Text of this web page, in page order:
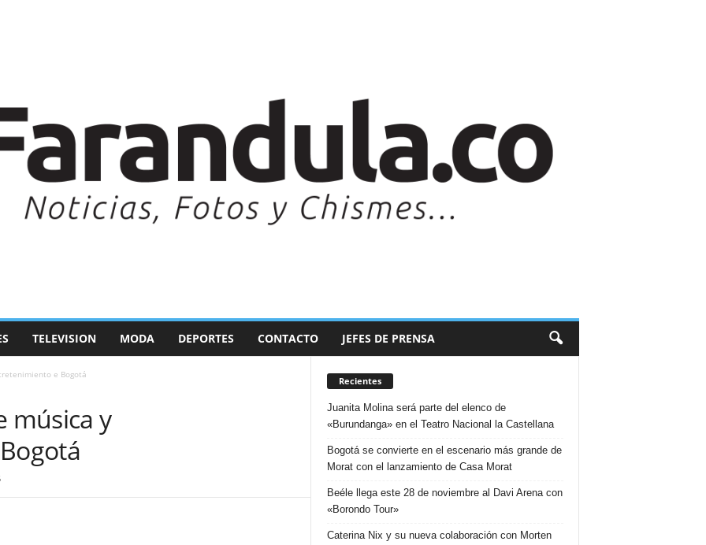
TELEVISION MODA DEPORTES CONTACTO JEFES DE PRENSA
e Bogotá
música y
Recientes
Juanita Molina será parte del elenco de
«Burundanga» en el Teatro Nacional la Castellana
Bogotá se convierte en el escenario más grande de
Morat con el lanzamiento de Casa Morat
Beéle llega este 28 de noviembre al Davi Arena con
«Borondo Tour»
Caterina Nix y su nueva colaboración con Morten